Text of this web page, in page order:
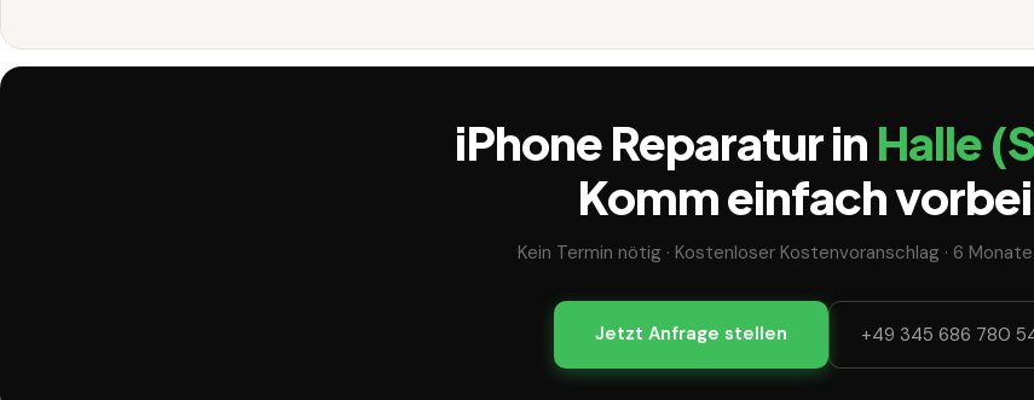
iPhone Reparatur in Halle
Komm einfach
Kein Termin nötig · Kostenloser Kostenvoranschlag · 6
Jetzt Anfrage stellen +49 345 686 780